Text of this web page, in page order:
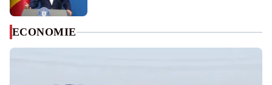
ECONOMIE